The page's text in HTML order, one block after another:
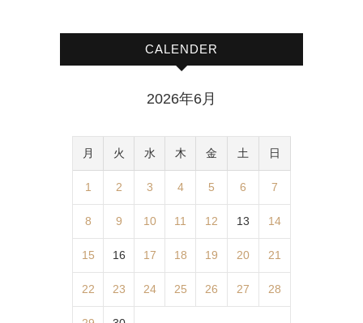
CALENDER
2026年6月
月 火 水 木 金 土 日
1 2 3 4 5 6 7
8 9 10 11 12 13 14
15 16 17 18 19 20 21
22 23 24 25 26 27 28